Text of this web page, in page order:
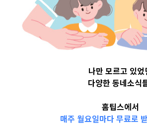
3 및
나만 모르고 있었
다양한 동네소식
홈팁스에서
매주 월요일마다 무료로